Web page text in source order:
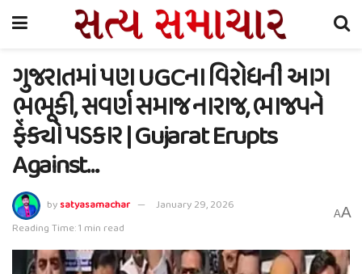
ગુજરાતમાં પણ UGCના વિરોધની આગ
ભભૂકી, સવર્ણ સમાજ નારાજ, ભાજપને
ફેંક્યો પડકાર | Gujarat Erupts
Against…
bysatyasamachar
January 29, 2026
Reading Time: 1 min read
AA